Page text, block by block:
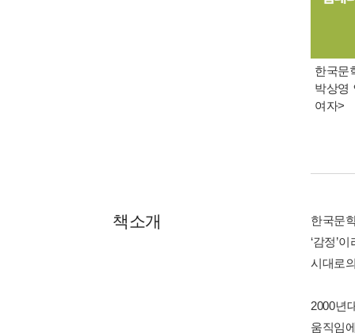
한국문
박상영
여자>
책소개
한국문
‘감정’
시대로
2000년
움직임